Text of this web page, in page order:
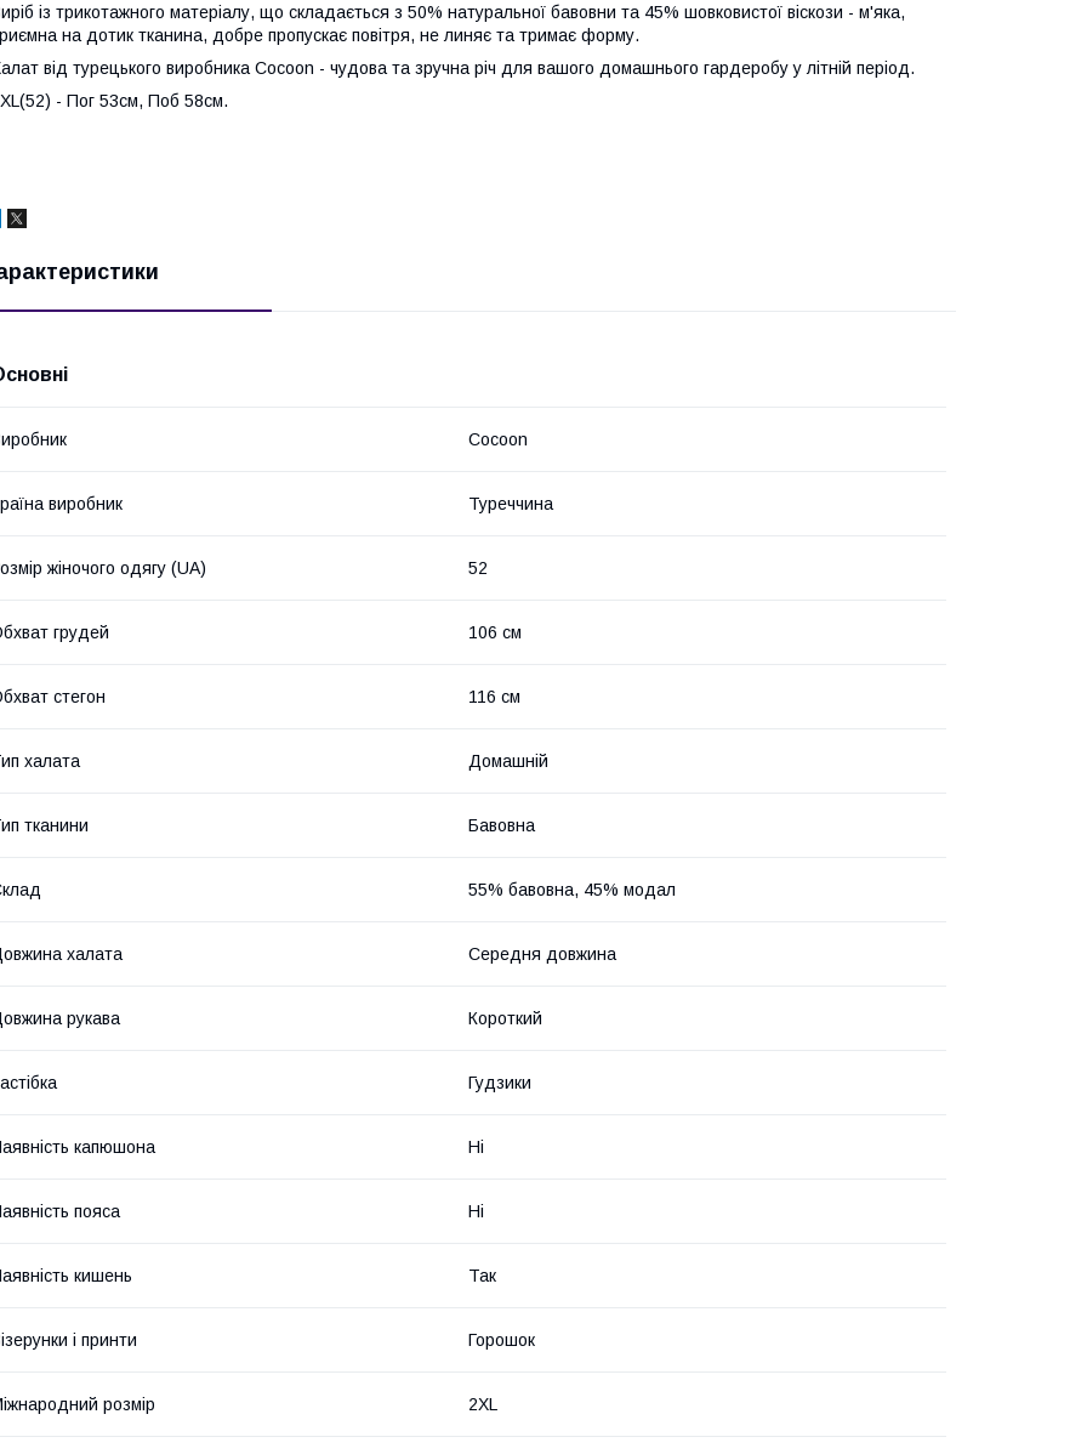
із трикотажного матеріалу, що складається з 50% натуральної бавовни та 45% шовковистої віскози - м'яка,
на дотик тканина, добре пропускає повітря, не линяє та тримає форму.
від турецького виробника Cocoon - чудова та зручна річ для вашого домашнього гардеробу у літній період.
- Пог 53см, Поб 58см.
Cocoon
виробник Туреччина
жіночого одягу (UA) 52
грудей 106 см
стегон 116 см
халата Домашній
тканини Бавовна
55% бавовна, 45% модал
халата Середня довжина
рукава Короткий
Гудзики
капюшона Ні
пояса Ні
кишень Так
і принти Горошок
розмір 2XL